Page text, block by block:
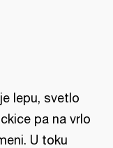
lepu, svetlo
pa na vrlo
U toku